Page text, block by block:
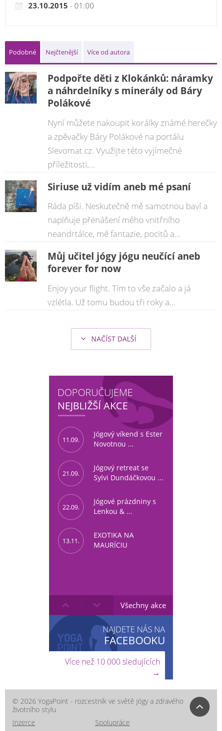
23.10.2015 - 01:00
Podobné Nejčtenější Více od autora
Podpořte děti z Klokánků: náramky
a náhrdelníky s minerály od Báry
Polákové
Nyní můžete nakoupit korálky známé herečky
a zpěvačky Báry Polákové na portálu
Slevomat.cz. Využijte této vyjímečné
příležitosti,...
Siriuse už vidím aneb mé psaní
Ráda píši. Neskutečně mě samotnou baví a
naplňuje přenášení mého vnitřního
neandrtálce, mé fantazie, pocitů a...
Můj učitel jógy jógu neučící aneb
forever for now
Enjoy your flight. Tím to vše začalo a já
vzlétla. Už tomu budou tři roky a...
NAČÍST DALŠÍ
DOPORUČUJEME
NEJBLIŽŠÍ AKCE
11.09.
Jógový víkend s Ester
Novotnou ...
21.09.
Jógový retreat se
Sylvi Dundáčkovou ...
22.09.
Jógové prázdniny s
Lenkou & ...
13.11.
EXOTIKA NA
MAURÍCIU
Všechny akce
NAJDETE NÁS NA
FACEBOOKU
Více než 10 000 sledujících
→
© 2026 YogaPoint - rozcestník ve světě jógy a zdravého
životního stylu
Inzerce
Spolupráce